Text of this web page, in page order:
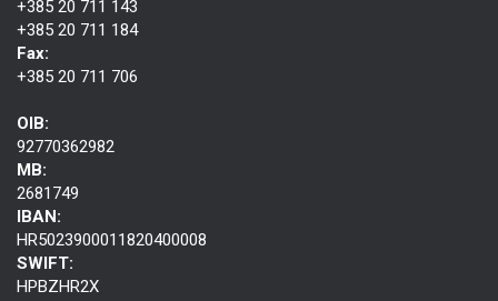
+385 20 711 143
+385 20 711 184
Fax:
+385 20 711 706
OIB:
92770362982
MB:
2681749
IBAN:
HR5023900011820400008
SWIFT:
HPBZHR2X